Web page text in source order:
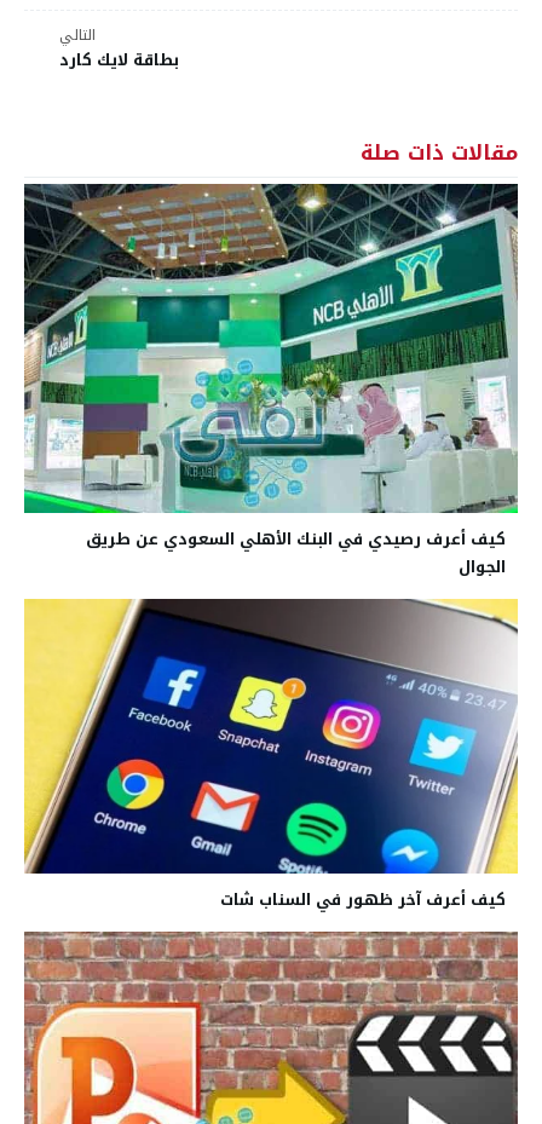
التالي
بطاقة لايك كارد
مقالات ذات صلة
كيف أعرف رصيدي في البنك الأهلي السعودي عن طريق
الجوال
كيف أعرف آخر ظهور في السناب شات